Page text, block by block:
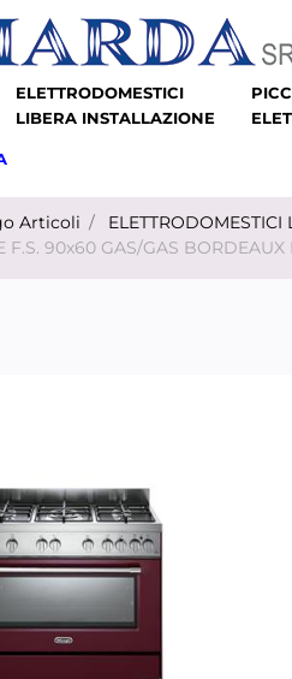
ELETTRODOMESTICI
LIBERA INSTALLAZIONE
Articoli
F.S. 90x60 GAS/GAS BORDEAUX